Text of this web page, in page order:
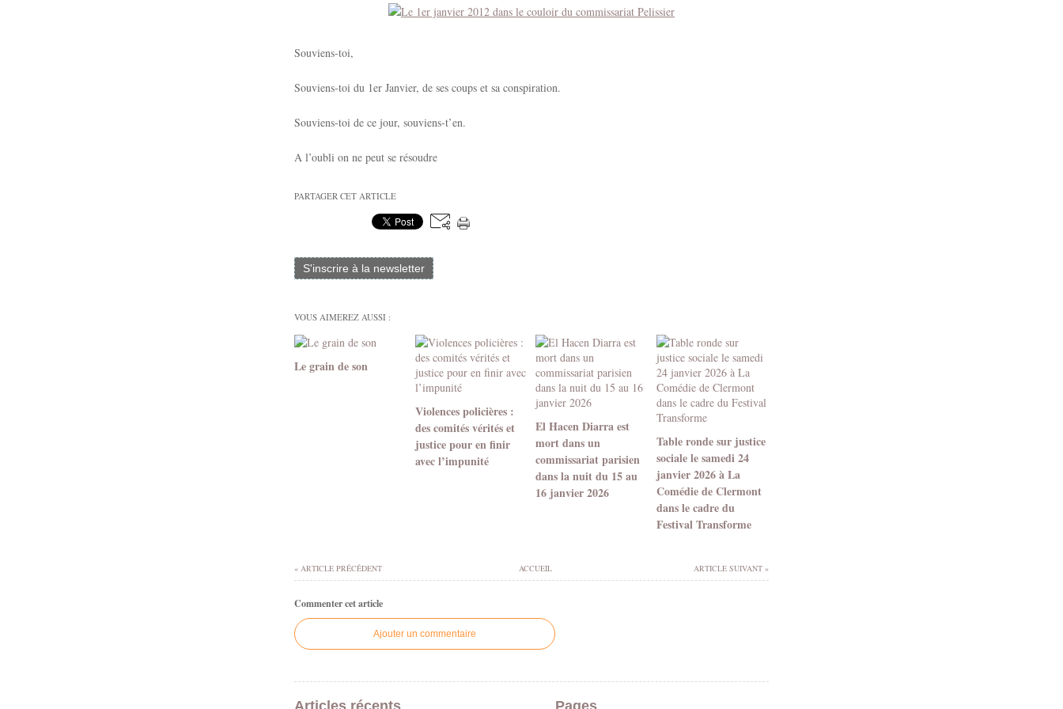
Souviens-toi,
Souviens-toi du 1er Janvier, de ses coups et sa conspiration.
Souviens-toi de ce jour, souviens-t’en.
A l’oubli on ne peut se résoudre
PARTAGER CET ARTICLE
S'inscrire à la newsletter
VOUS AIMEREZ AUSSI :
Le grain de son
Violences policières :
des comités vérités et
justice pour en finir
avec l’impunité
El Hacen Diarra est
mort dans un
commissariat parisien
dans la nuit du 15 au
16 janvier 2026
Table ronde sur justice
sociale le samedi 24
janvier 2026 à La
Comédie de Clermont
dans le cadre du
Festival Transforme
ACCUEIL
« ARTICLE PRÉCÉDENT ARTICLE SUIVANT »
Commenter cet article
Ajouter un commentaire
Articles récents Pages